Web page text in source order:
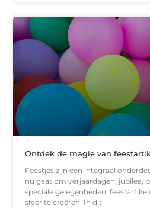
Ontdek de magie van
Feestjes zijn een integraal
nu gaat om verjaardagen, jubilea,
speciale gelegenheden,
sfeer te creëren. In dit